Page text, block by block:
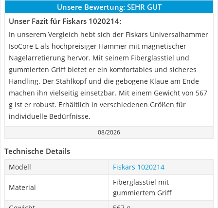
Unsere Bewertung: SEHR GUT
Unser Fazit für Fiskars 1020214:
In unserem Vergleich hebt sich der Fiskars Universalhammer
IsoCore L als hochpreisiger Hammer mit magnetischer
Nagelarretierung hervor. Mit seinem Fiberglasstiel und
gummierten Griff bietet er ein komfortables und sicheres
Handling. Der Stahlkopf und die gebogene Klaue am Ende
machen ihn vielseitig einsetzbar. Mit einem Gewicht von 567
g ist er robust. Erhältlich in verschiedenen Größen für
individuelle Bedürfnisse.
08/2026
Technische Details
Modell Fiskars 1020214
Material
Fiberglasstiel mit
gummiertem Griff